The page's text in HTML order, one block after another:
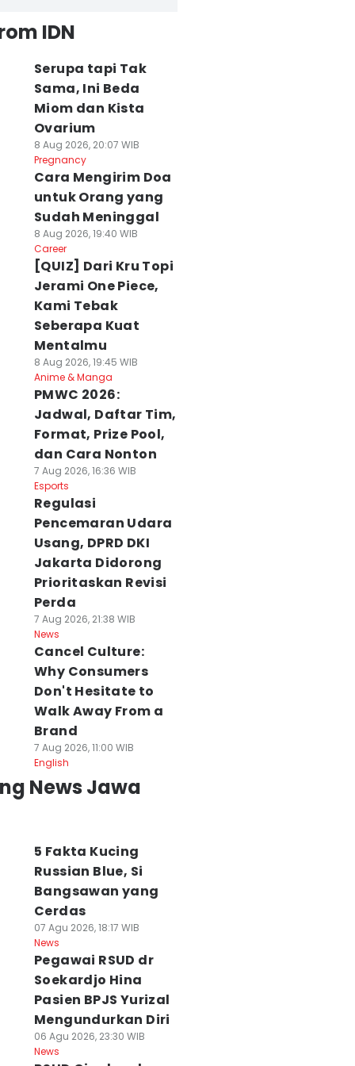
IDN
Serupa tapi Tak
Sama, Ini Beda
Miom dan Kista
Ovarium
8 Aug 2026, 20:07 WIB
Pregnancy
Cara Mengirim Doa
untuk Orang yang
Sudah Meninggal
8 Aug 2026, 19:40 WIB
Career
[QUIZ] Dari Kru Topi
Jerami One Piece,
Kami Tebak
Seberapa Kuat
Mentalmu
8 Aug 2026, 19:45 WIB
Anime & Manga
PMWC 2026:
Jadwal, Daftar Tim,
Format, Prize Pool,
dan Cara Nonton
7 Aug 2026, 16:36 WIB
Esports
Regulasi
Pencemaran Udara
Usang, DPRD DKI
Jakarta Didorong
Prioritaskan Revisi
Perda
7 Aug 2026, 21:38 WIB
News
Cancel Culture:
Why Consumers
Don't Hesitate to
Walk Away From a
Brand
7 Aug 2026, 11:00 WIB
English
News Jawa
5 Fakta Kucing
Russian Blue, Si
Bangsawan yang
Cerdas
07 Agu 2026, 18:17 WIB
News
Pegawai RSUD dr
Soekardjo Hina
Pasien BPJS Yurizal
Mengundurkan Diri
06 Agu 2026, 23:30 WIB
News